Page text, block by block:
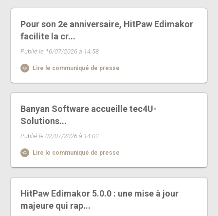
Pour son 2e anniversaire, HitPaw Edimakor
facilite la cr...
Publié le 16/07/2026 à 14:58
Lire le communiqué de presse
Banyan Software accueille tec4U-
Solutions...
Publié le 02/07/2026 à 14:02
Lire le communiqué de presse
HitPaw Edimakor 5.0.0 : une mise à jour
majeure qui rap...